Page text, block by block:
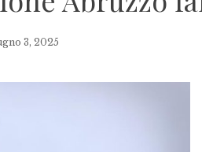
3, 2025